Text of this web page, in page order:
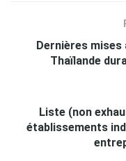
Dernières mises
Thaïlande
Liste (non
établissements